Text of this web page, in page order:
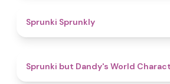
Sprunki Sprunkly
Sprunki but Dandy's World